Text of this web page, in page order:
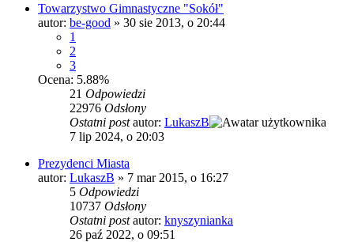
Towarzystwo Gimnastyczne "Sokół"
autor: be-good » 30 sie 2013, o 20:44
1
2
3
Ocena: 5.88%
21 Odpowiedzi
22976 Odsłony
Ostatni postautor: LukaszB
7 lip 2024, o 20:03
Prezydenci Miasta
autor: LukaszB » 7 mar 2015, o 16:27
5 Odpowiedzi
10737 Odsłony
Ostatni postautor: knyszynianka
26 paź 2022, o 09:51